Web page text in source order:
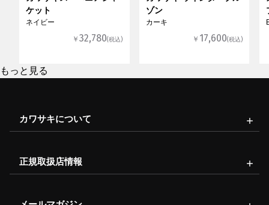
ケット
ネイビー
￥32,780(税込)
ゾン
カーキ
￥ 17,600(税込)
もっと見る
カワサキについて
正規取扱店情報